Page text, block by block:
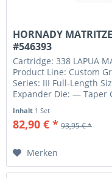
HORNADY
#546393
Cartridge: 338 LAPUA
Product Line: Custom
Series: III Full-Length
Expander Die: — Taper
Inhalt 1 Set
82,90 € * 93,95 € *
Merken